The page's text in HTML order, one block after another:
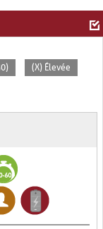
(X) Élevée